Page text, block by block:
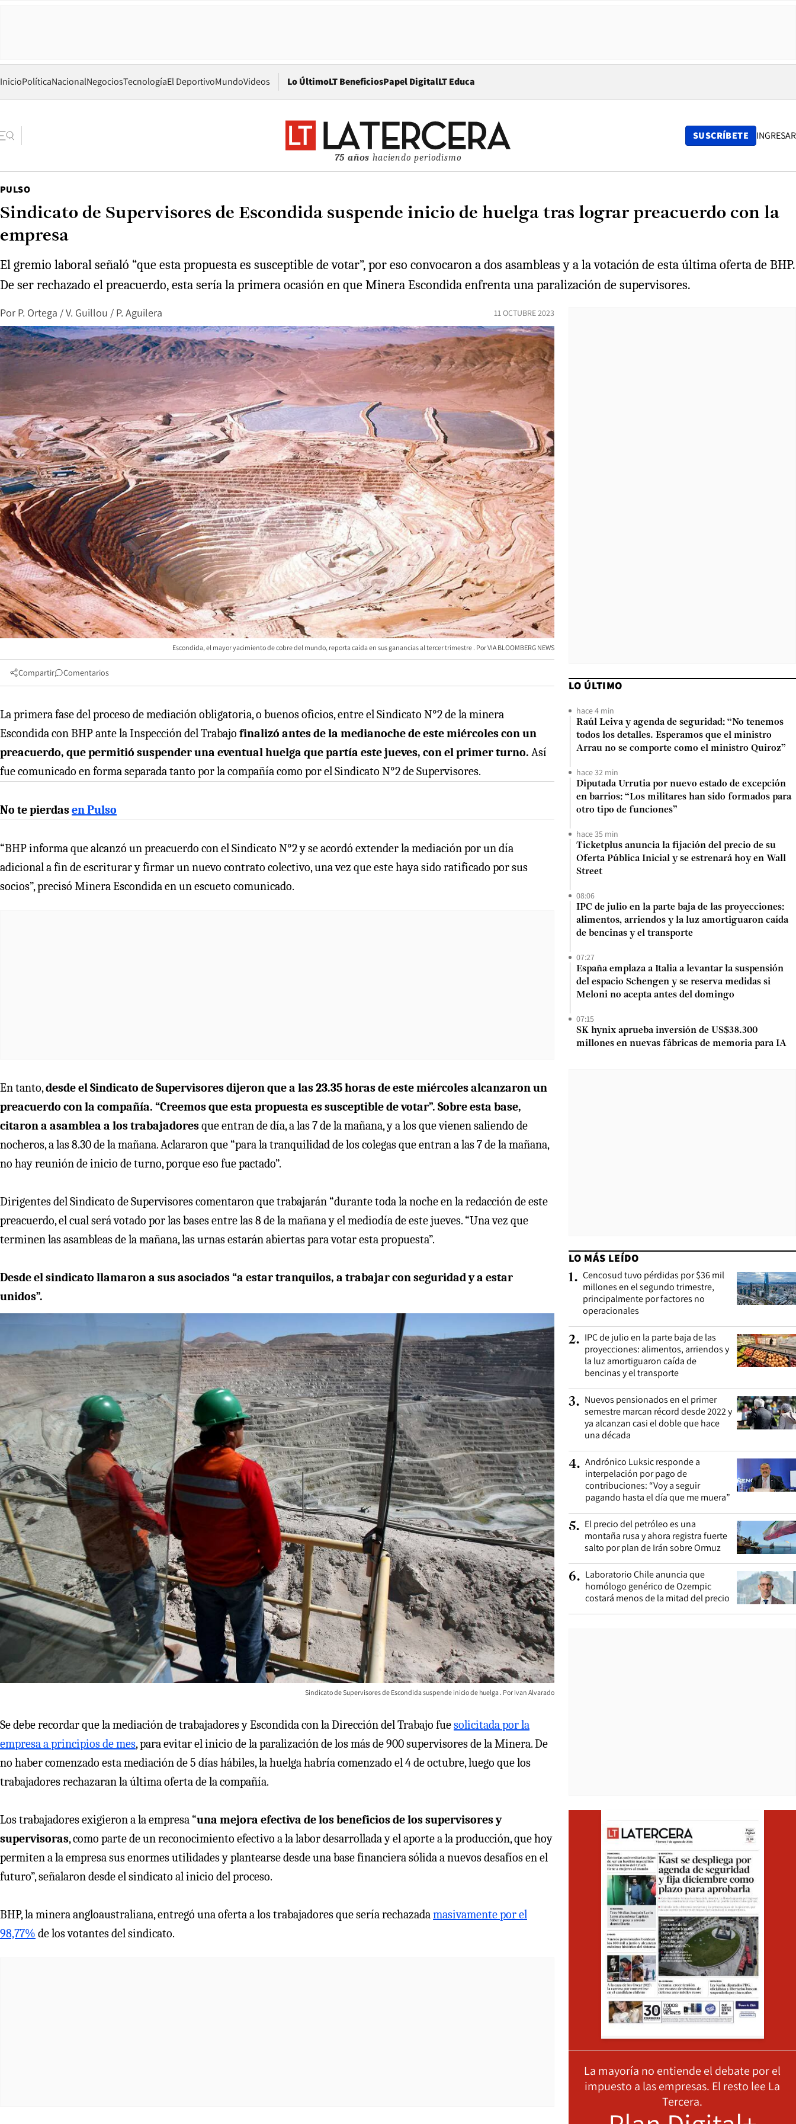
InicioPolíticaNacionalNegociosTecnologíaEl DeportivoMundoVideos Lo ÚltimoLT BeneficiosPapel DigitalOpens in new window
LT Educa
75 años haciendo periodismo
SUSCRÍBETE INGRESAR
PULSO
Sindicato de Supervisores de Escondida suspende inicio de huelga tras lograr preacuerdo con la
empresa
El gremio laboral señaló “que esta propuesta es susceptible de votar”, por eso convocaron a dos asambleas y a la votación de esta última oferta de BHP.
De ser rechazado el preacuerdo, esta sería la primera ocasión en que Minera Escondida enfrenta una paralización de supervisores.
Por P. Ortega / V. Guillou / P. Aguilera 11 OCTUBRE 2023
Escondida, el mayor yacimiento de cobre del mundo, reporta caída en sus ganancias al tercer trimestre VIA BLOOMBERG NEWS
Compartir Comentarios
La primera fase del proceso de mediación obligatoria, o buenos oficios, entre el Sindicato N°2 de la minera
Escondida con BHP ante la Inspección del Trabajo finalizó antes de la medianoche de este miércoles con un
preacuerdo, que permitió suspender una eventual huelga que partía este jueves, con el primer turno. Así
fue comunicado en forma separada tanto por la compañía como por el Sindicato N°2 de Supervisores.
No te pierdasen Pulso
“BHP informa que alcanzó un preacuerdo con el Sindicato N°2 y se acordó extender la mediación por un día
adicional a fin de escriturar y firmar un nuevo contrato colectivo, una vez que este haya sido ratificado por sus
socios”, precisó Minera Escondida en un escueto comunicado.
En tanto,desde el Sindicato de Supervisores dijeron que a las 23.35 horas de este miércoles alcanzaron un
preacuerdo con la compañía. “Creemos que esta propuesta es susceptible de votar”. Sobre esta base,
citaron a asamblea a los trabajadoresque entran de día, a las 7 de la mañana, y a los que vienen saliendo de
nocheros, a las 8.30 de la mañana. Aclararon que “para la tranquilidad de los colegas que entran a las 7 de la mañana,
no hay reunión de inicio de turno, porque eso fue pactado”.
Dirigentes del Sindicato de Supervisores comentaron que trabajarán “durante toda la noche en la redacción de este
preacuerdo, el cual será votado por las bases entre las 8 de la mañana y el mediodía de este jueves. “Una vez que
terminen las asambleas de la mañana, las urnas estarán abiertas para votar esta propuesta”.
Desde el sindicato llamaron a sus asociados “a estar tranquilos, a trabajar con seguridad y a estar
unidos”.
Sindicato de Supervisores de Escondida suspende inicio de huelga Ivan Alvarado
Se debe recordar que la mediación de trabajadores y Escondida con la Dirección del Trabajo fuesolicitada por la
empresa a principios de mes, para evitar el inicio de la paralización de los más de 900 supervisores de la Minera. De
no haber comenzado esta mediación de 5 días hábiles, la huelga habría comenzado el 4 de octubre, luego que los
trabajadores rechazaran la última oferta de la compañía.
Los trabajadores exigieron a la empresa “una mejora efectiva de los beneficios de los supervisores y
supervisoras, como parte de un reconocimiento efectivo a la labor desarrollada y el aporte a la producción, que hoy
permiten a la empresa sus enormes utilidades y plantearse desde una base financiera sólida a nuevos desafíos en el
futuro”, señalaron desde el sindicato al inicio del proceso.
BHP, la minera angloaustraliana, entregó una oferta a los trabajadores que sería rechazadamasivamente por el
98,77% de los votantes del sindicato.
LO ÚLTIMO
hace 4 min
Raúl Leiva y agenda de seguridad: “No tenemos
todos los detalles. Esperamos que el ministro
Arrau no se comporte como el ministro Quiroz”
hace 32 min
Diputada Urrutia por nuevo estado de excepción
en barrios: “Los militares han sido formados para
otro tipo de funciones”
hace 35 min
Ticketplus anuncia la fijación del precio de su
Oferta Pública Inicial y se estrenará hoy en Wall
Street
08:06
IPC de julio en la parte baja de las proyecciones:
alimentos, arriendos y la luz amortiguaron caída
de bencinas y el transporte
07:27
España emplaza a Italia a levantar la suspensión
del espacio Schengen y se reserva medidas si
Meloni no acepta antes del domingo
07:15
SK hynix aprueba inversión de US$38.300
millones en nuevas fábricas de memoria para IA
LO MÁS LEÍDO
1. Cencosud tuvo pérdidas por $36 mil
millones en el segundo trimestre,
principalmente por factores no
operacionales
2. IPC de julio en la parte baja de las
proyecciones: alimentos, arriendos y
la luz amortiguaron caída de
bencinas y el transporte
3. Nuevos pensionados en el primer
semestre marcan récord desde 2022 y
ya alcanzan casi el doble que hace
una década
4. Andrónico Luksic responde a
interpelación por pago de
contribuciones: “Voy a seguir
pagando hasta el día que me muera”
5. El precio del petróleo es una
montaña rusa y ahora registra fuerte
salto por plan de Irán sobre Ormuz
6. Laboratorio Chile anuncia que
homólogo genérico de Ozempic
costará menos de la mitad del precio
La mayoría no entiende el debate por el
impuesto a las empresas. El resto lee La
Tercera.